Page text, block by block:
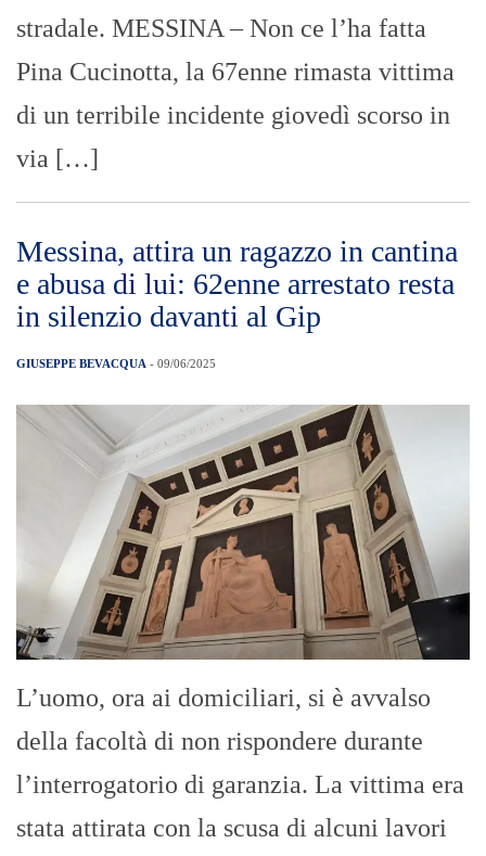
stradale. MESSINA – Non ce l’ha fatta
Pina Cucinotta, la 67enne rimasta vittima
di un terribile incidente giovedì scorso in
via […]
Messina, attira un ragazzo in cantina
e abusa di lui: 62enne arrestato resta
in silenzio davanti al Gip
GIUSEPPE BEVACQUA - 09/06/2025
L’uomo, ora ai domiciliari, si è avvalso
della facoltà di non rispondere durante
l’interrogatorio di garanzia. La vittima era
stata attirata con la scusa di alcuni lavori